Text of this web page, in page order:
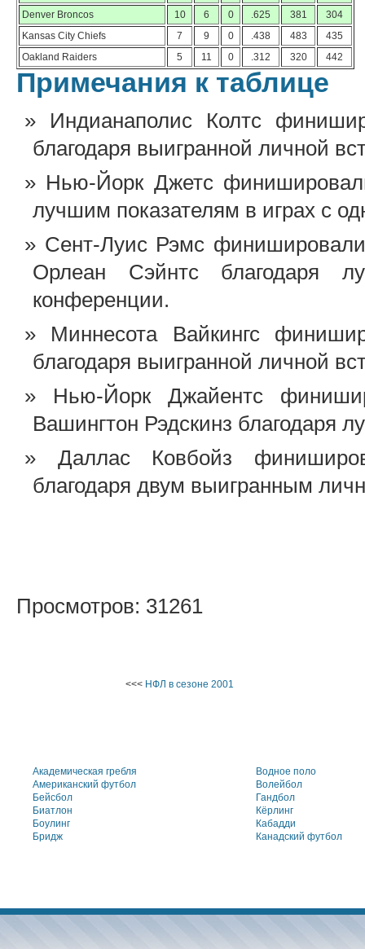
Denver Broncos
10 6 0 .625 381
304
Kansas City Chiefs
7 9 0 .438 483
435
Oakland Raiders
5 11 0 .312 320 442
Примечания к таблице
Индианаполис Колтс
благодаря выигранной личной
Нью-Йорк Джетс
лучшим показателям в играх с
Сент-Луис Рэмс
Орлеан Сэйнтс благодаря
конференции.
Миннесота Вайкингс
благодаря выигранной личной
Нью-Йорк Джайентс
Вашингтон Рэдскинз благодаря
Даллас Ковбойз
благодаря двум выигранным
Просмотров: 31261
<<< НФЛ в сезоне 2001
Академическая гребля
Американский футбол
Бейсбол
Биатлон
Боулинг
Бридж
Водное поло
Волейбол
Гандбол
Кёрлинг
Кабадди
Канадский футбол